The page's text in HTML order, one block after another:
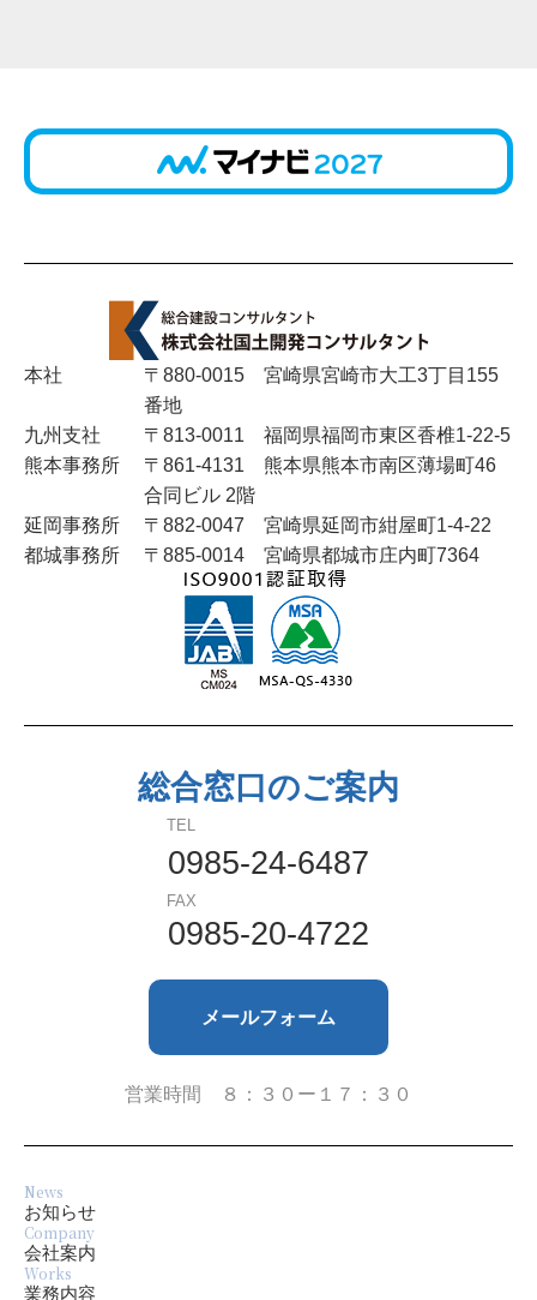
2025年7月
2025年6月
2025年4月
2025年3月
2025年2月
2024年11月
2024年10月
2024年8月
2024年7月
2024年6月
2024年5月
2024年4月
2023年7月
2023年6月
2023年4月
本社
〒880-0015 宮崎県宮崎市大工3丁目155
番地
九州支社
〒813-0011 福岡県福岡市東区香椎1-22-5
熊本事務所
〒861-4131 熊本県熊本市南区薄場町46
合同ビル 2階
延岡事務所
〒882-0047 宮崎県延岡市紺屋町1-4-22
都城事務所
〒885-0014 宮崎県都城市庄内町7364
総合窓口のご案内
TEL
0985-24-6487
FAX
0985-20-4722
メールフォーム
営業時間 ８：３０ー１７：３０
News
お知らせ
Company
会社案内
Works
業務内容